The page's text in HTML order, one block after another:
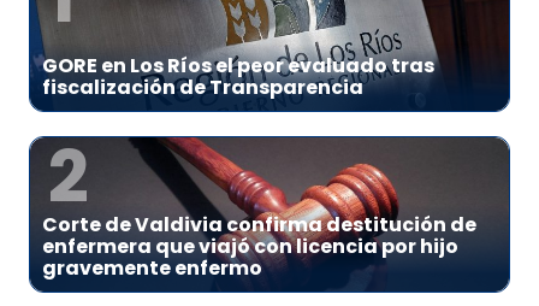
GORE en Los Ríos el peor evaluado tras
fiscalización de Transparencia
2
Corte de Valdivia confirma destitución de
enfermera que viajó con licencia por hijo
gravemente enfermo